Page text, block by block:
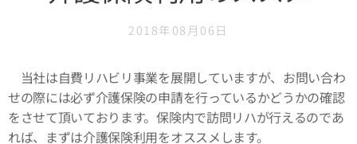
2018年08月06日
当社は自費リハビリ事業を展開していますが、お問い合わ
せの際には必ず介護保険の申請を行っているかどうかの確認
をさせて頂いております。保険内で訪問リハが行えるのであ
れば、まずは介護保険利用をオススメします。